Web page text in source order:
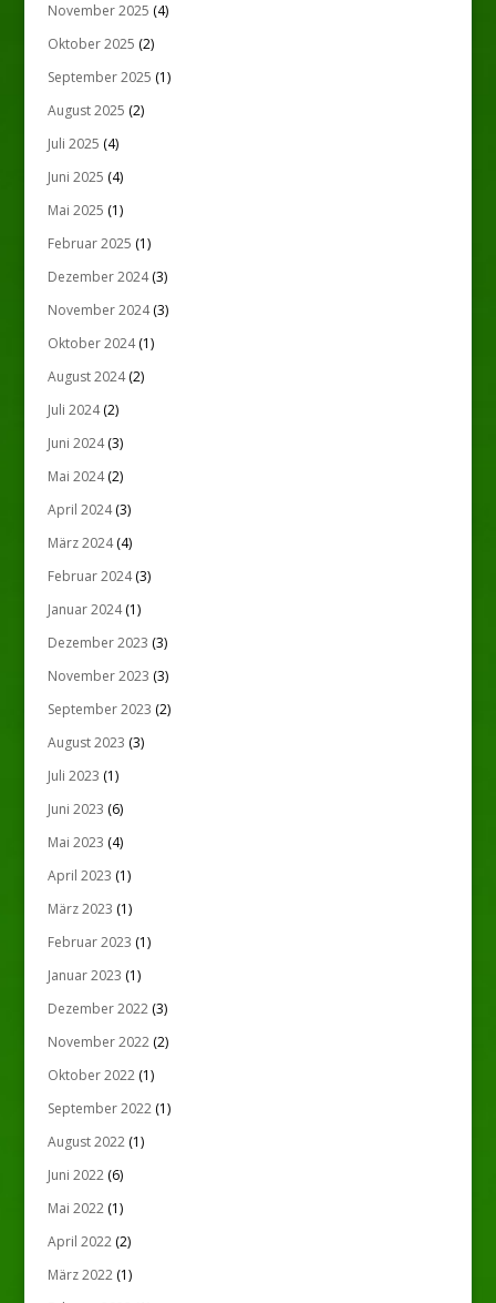
November 2025 (4)
Oktober 2025 (2)
September 2025 (1)
August 2025 (2)
Juli 2025 (4)
Juni 2025 (4)
Mai 2025 (1)
Februar 2025 (1)
Dezember 2024(3)
November 2024(3)
Oktober 2024(1)
August 2024(2)
Juli 2024(2)
Juni 2024(3)
Mai 2024(2)
April 2024(3)
März 2024(4)
Februar 2024(3)
Januar 2024(1)
Dezember 2023 (3)
November 2023 (3)
September 2023 (2)
August 2023 (3)
Juli 2023 (1)
Juni 2023 (6)
Mai 2023 (4)
April 2023 (1)
März 2023 (1)
Februar 2023 (1)
Januar 2023 (1)
Dezember 2022(3)
November 2022(2)
Oktober 2022(1)
September 2022(1)
August 2022(1)
Juni 2022(6)
Mai 2022(1)
April 2022(2)
März 2022(1)